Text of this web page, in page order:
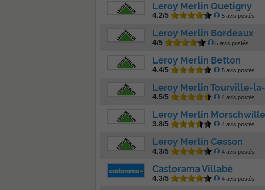
Leroy Merlin Quetigny
4.2/5 5 avis postés
Leroy Merlin Bordeaux
4/5 5 avis postés
Leroy Merlin Betton
4.4/5 5 avis postés
Leroy Merlin Tourville-
4.5/5 4 avis postés
Leroy Merlin
3.8/5 4 avis postés
Leroy Merlin Cesson
4.3/5 4 avis postés
Castorama Villabé
4.3/5 4 avis postés